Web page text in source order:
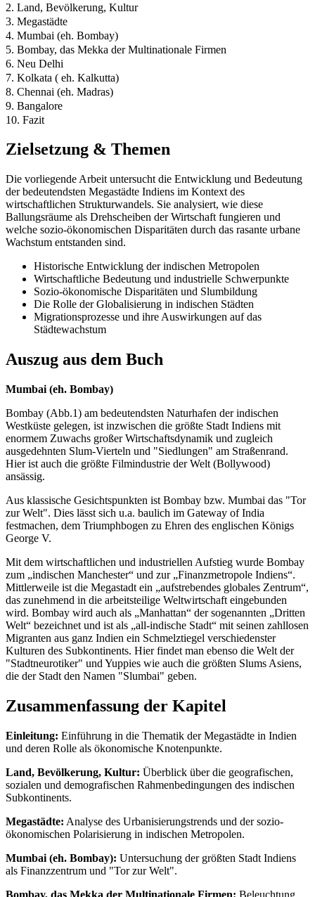
2. Land, Bevölkerung, Kultur
3. Megastädte
4. Mumbai (eh. Bombay)
5. Bombay, das Mekka der Multinationale Firmen
6. Neu Delhi
7. Kolkata ( eh. Kalkutta)
8. Chennai (eh. Madras)
9. Bangalore
10. Fazit
Zielsetzung & Themen
Die vorliegende Arbeit untersucht die Entwicklung und Bedeutung
der bedeutendsten Megastädte Indiens im Kontext des
wirtschaftlichen Strukturwandels. Sie analysiert, wie diese
Ballungsräume als Drehscheiben der Wirtschaft fungieren und
welche sozio-ökonomischen Disparitäten durch das rasante urbane
Wachstum entstanden sind.
Historische Entwicklung der indischen Metropolen
Wirtschaftliche Bedeutung und industrielle Schwerpunkte
Sozio-ökonomische Disparitäten und Slumbildung
Die Rolle der Globalisierung in indischen Städten
Migrationsprozesse und ihre Auswirkungen auf das
Städtewachstum
Auszug aus dem Buch
Mumbai (eh. Bombay)
Bombay (Abb.1) am bedeutendsten Naturhafen der indischen
Westküste gelegen, ist inzwischen die größte Stadt Indiens mit
enormem Zuwachs großer Wirtschaftsdynamik und zugleich
ausgedehnten Slum-Vierteln und "Siedlungen" am Straßenrand.
Hier ist auch die größte Filmindustrie der Welt (Bollywood)
ansässig.
Aus klassische Gesichtspunkten ist Bombay bzw. Mumbai das "Tor
zur Welt". Dies lässt sich u.a. baulich im Gateway of India
festmachen, dem Triumphbogen zu Ehren des englischen Königs
George V.
Mit dem wirtschaftlichen und industriellen Aufstieg wurde Bombay
zum „indischen Manchester“ und zur „Finanzmetropole Indiens“.
Mittlerweile ist die Megastadt ein „aufstrebendes globales Zentrum“,
das zunehmend in die arbeitsteilige Weltwirtschaft eingebunden
wird. Bombay wird auch als „Manhattan“ der sogenannten „Dritten
Welt“ bezeichnet und ist als „all-indische Stadt“ mit seinen zahllosen
Migranten aus ganz Indien ein Schmelztiegel verschiedenster
Kulturen des Subkontinents. Hier findet man ebenso die Welt der
"Stadtneurotiker" und Yuppies wie auch die größten Slums Asiens,
die der Stadt den Namen "Slumbai" geben.
Zusammenfassung der Kapitel
Einleitung: Einführung in die Thematik der Megastädte in Indien
und deren Rolle als ökonomische Knotenpunkte.
Land, Bevölkerung, Kultur: Überblick über die geografischen,
sozialen und demografischen Rahmenbedingungen des indischen
Subkontinents.
Megastädte: Analyse des Urbanisierungstrends und der sozio-
ökonomischen Polarisierung in indischen Metropolen.
Mumbai (eh. Bombay): Untersuchung der größten Stadt Indiens
als Finanzzentrum und "Tor zur Welt".
Bombay, das Mekka der Multinationale Firmen: Beleuchtung